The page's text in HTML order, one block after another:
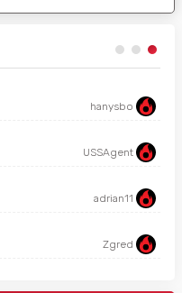
hanysbo
USSAgent
adrian11
Zgred